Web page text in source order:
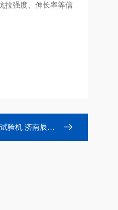
拉强度、伸长率等信
济南辰昕生产